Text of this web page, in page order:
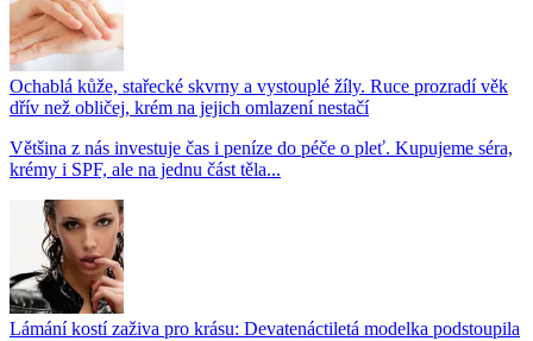
Ochablá kůže, stařecké skvrny a vystouplé žíly. Ruce prozradí věk
dřív než obličej, krém na jejich omlazení nestačí
Většina z nás investuje čas i peníze do péče o pleť. Kupujeme séra,
krémy i SPF, ale na jednu část těla...
Lámání kostí zaživa pro krásu: Devatenáctiletá modelka podstoupila